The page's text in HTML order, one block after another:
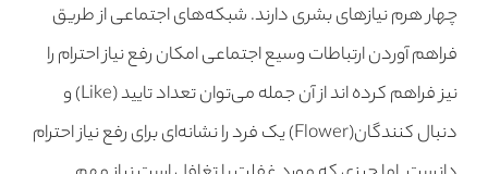
چهار هرم نیازهای بشری دارند. شبکه‌های اجتماعی از طریق
فراهم آوردن ارتباطات وسیع اجتماعی امکان رفع نیاز احترام را
نیز فراهم کرده اند از آن جمله می‌توان تعداد تایید (Like) و
دنبال کنندگان(Flower) یک فرد را نشانه‌ای برای رفع نیاز احترام